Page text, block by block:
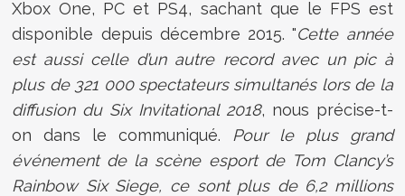
Xbox One, PC et PS4, sachant que le FPS est
disponible depuis décembre 2015. "Cette année
est aussi celle d’un autre record avec un pic à
plus de 321 000 spectateurs simultanés lors de la
diffusion du Six Invitational 2018, nous précise-t-
on dans le communiqué. Pour le plus grand
événement de la scène esport de Tom Clancy’s
Rainbow Six Siege, ce sont plus de 6,2 millions